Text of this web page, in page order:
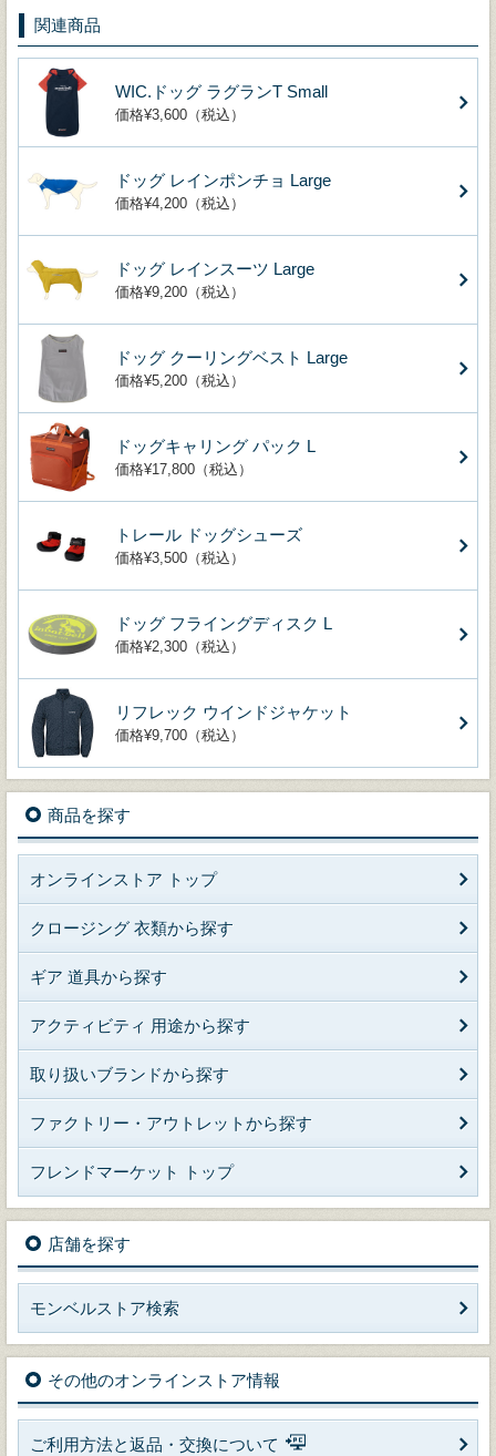
関連商品
WIC.ドッグ ラグランT Small
価格¥3,600（税込）
ドッグ レインポンチョ Large
価格¥4,200（税込）
ドッグ レインスーツ Large
価格¥9,200（税込）
ドッグ クーリングベスト Large
価格¥5,200（税込）
ドッグキャリング パック L
価格¥17,800（税込）
トレール ドッグシューズ
価格¥3,500（税込）
ドッグ フライングディスク L
価格¥2,300（税込）
リフレック ウインドジャケット
価格¥9,700（税込）
商品を探す
オンラインストア トップ
クロージング 衣類から探す
ギア 道具から探す
アクティビティ 用途から探す
取り扱いブランドから探す
ファクトリー・アウトレットから探す
フレンドマーケット トップ
店舗を探す
モンベルストア検索
その他のオンラインストア情報
ご利用方法と返品・交換について